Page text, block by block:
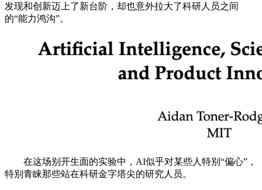
发现和创新迈上了新台阶，却也意外拉大了科研人员之间
的“能力鸿沟”。
在这场别开生面的实验中，AI似乎对某些人特别“偏心”，
特别青睐那些站在科研金字塔尖的研究人员。